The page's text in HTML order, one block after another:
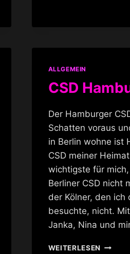
ALLGEMEIN
CSD
Der Hamburger
Schatten voraus
in Berlin wohne ist
CSD meiner
wichtigste für
Berliner CSD nicht
der Kölner, den ich
besuchte, nicht.
Janka, Nina und
WEITERLESEN CSD